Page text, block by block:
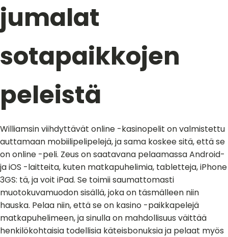
jumalat
sotapaikkojen
peleistä
Williamsin viihdyttävät online -kasinopelit on valmistettu
auttamaan mobiilipelipelejä, ja sama koskee sitä, että se
on online -peli. Zeus on saatavana pelaamassa Android-
ja iOS -laitteita, kuten matkapuhelimia, tabletteja, iPhone
3GS: tä, ja voit iPad. Se toimii saumattomasti
muotokuvamuodon sisällä, joka on täsmälleen niin
hauska. Pelaa niin, että se on kasino -paikkapelejä
matkapuhelimeen, ja sinulla on mahdollisuus väittää
henkilökohtaisia ​​todellisia käteisbonuksia ja pelaat myös